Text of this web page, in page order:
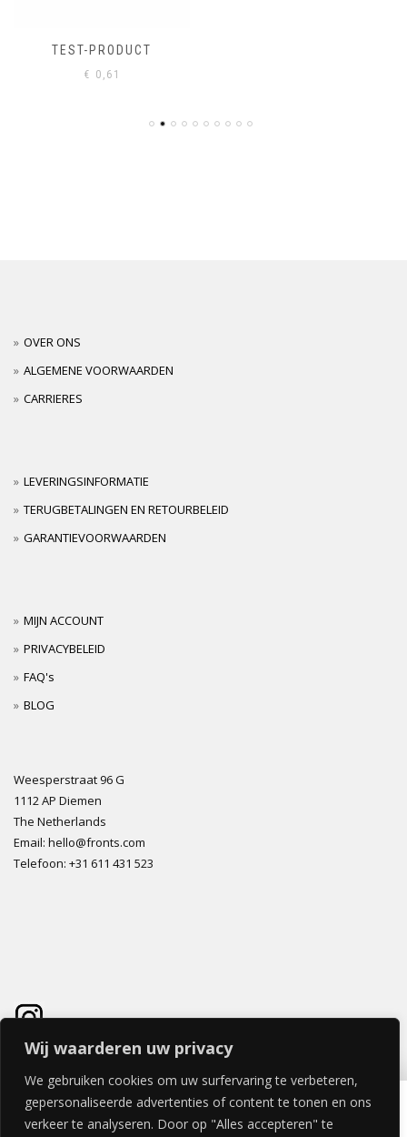
Wij waarderen uw privacy
We gebruiken cookies om uw surfervaring te verbeteren,
gepersonaliseerde advertenties of content te tonen en ons
verkeer te analyseren. Door op "Alles accepteren" te
TEST-PRODUCT
€ 0,61
OVER ONS
ALGEMENE VOORWAARDEN
CARRIERES
LEVERINGSINFORMATIE
TERUGBETALINGEN EN RETOURBELEID
GARANTIEVOORWAARDEN
MIJN ACCOUNT
PRIVACYBELEID
FAQ's
BLOG
Weesperstraat 96 G
1112 AP Diemen
The Netherlands
Email: hello@fronts.com
Telefoon: +31 611 431 523
PORTICO LADE (mat) 40x80cm
€131,89